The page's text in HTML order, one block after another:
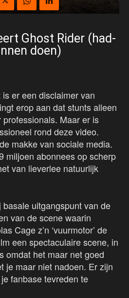
Ghost Rider (had-
doen)
er een disclaimer van
erop aan dat stunts alleen
Maar er is
rond deze video.
makke van sociale media.
miljoen abonnees op scherp
van lieverlee natuurlijk
uitgangspunt van de
van de scene waarin
Cage z’n ‘vuurmotor’ de
een spectaculaire scene, in
omdat het maar net goed
je maar niet nadoen. Er zijn
fanbase tevreden te